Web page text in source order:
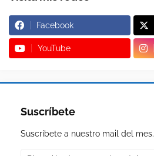
Facebook
YouTube
Suscríbete
Suscríbete a nuestro mail del mes.